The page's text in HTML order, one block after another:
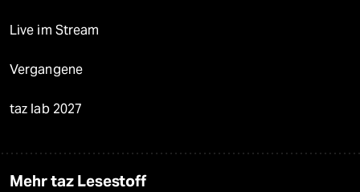
Live im Stream
Vergangene
taz lab 2027
Mehr taz Lesestoff